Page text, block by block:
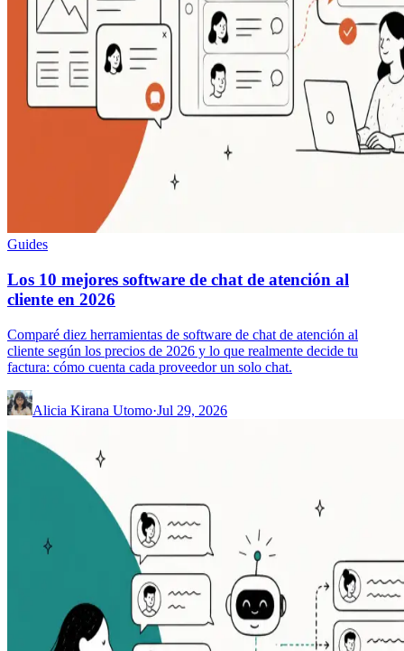
Guides
Los 10 mejores software de chat de atención al
cliente en 2026
Comparé diez herramientas de software de chat de atención al
cliente según los precios de 2026 y lo que realmente decide tu
factura: cómo cuenta cada proveedor un solo chat.
Alicia Kirana Utomo·Jul 29, 2026